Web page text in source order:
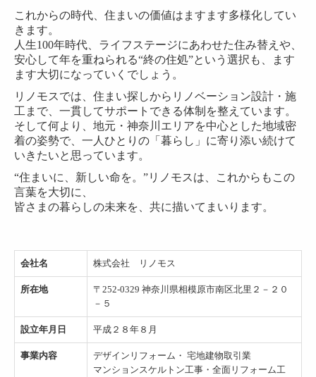
リノモス メディア
よくある質問
取扱いメーカー
プライバシーポリシー
営業支援（会社紹介プレゼン）
設計支援
これからの時代、住まいの価値はますます多様化してい
きます。
人生100年時代、ライフステージにあわせた住み替えや、
安心して年を重ねられる“終の住処”という選択も、ます
ます大切になっていくでしょう。
リノモスでは、住まい探しからリノベーション設計・施
工まで、一貫してサポートできる体制を整えています。
そして何より、地元・神奈川エリアを中心とした地域密
着の姿勢で、一人ひとりの「暮らし」に寄り添い続けて
いきたいと思っています。
“住まいに、新しい命を。”リノモスは、これからもこの
言葉を大切に、
皆さまの暮らしの未来を、共に描いてまいります。
会社名 株式会社 リノモス
所在地
〒252-0329 神奈川県相模原市南区北里２－２０
－５
設立年月日 平成２８年８月
事業内容
デザインリフォーム・ 宅地建物取引業
マンションスケルトン工事・全面リフォーム工